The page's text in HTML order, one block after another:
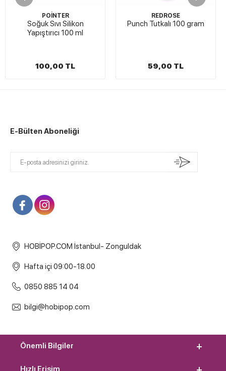
Sıvı Silikon
100 ml
TL
Punch Tutkalı 100 gram Kalın
E-Bülten Aboneliği
HOBİPOP.COM İstanbul- Zonguldak
Hafta içi 09:00-18.00
0850 885 14 04
bilgi@hobipop.com
Önemli Bilgiler
Hızlı Erişim